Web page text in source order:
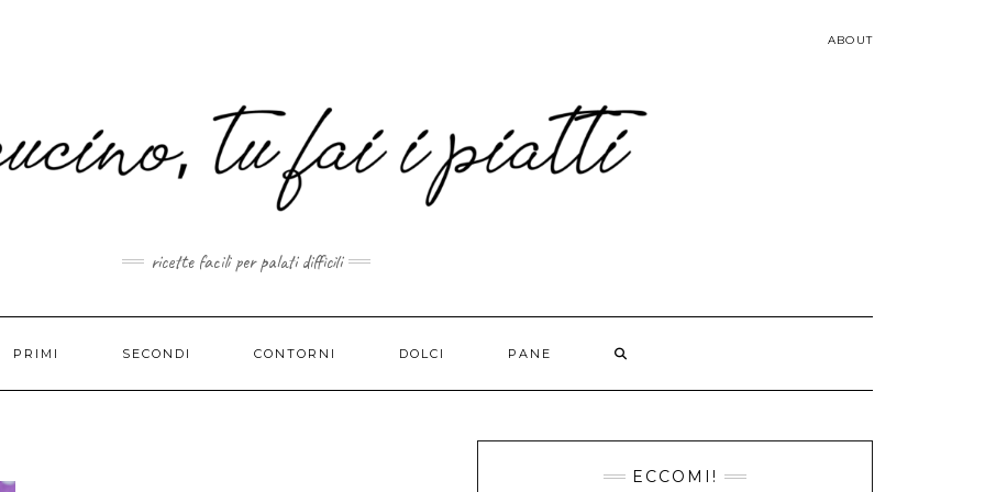
ABOUT
ricette facili per palati difficili
PRIMI SECONDI CONTORNI DOLCI PANE
ECCOMI!